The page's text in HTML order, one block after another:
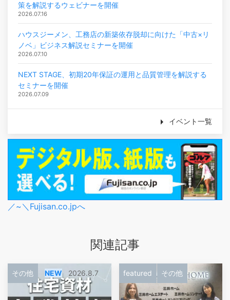
策を解説するウェビナーを開催
2026.07.16
ハウスジーメン、工務店の新築依存脱却に向けた「中古×リ
ノベ」ビジネス解説セミナーを開催
2026.07.10
NEXT STAGE、初期20年保証の運用と品質管理を解説する
セミナーを開催
2026.07.09
イベント一覧
／~＼Fujisan.co.jpへ
関連記事
その他 NEW 2026.8.7 featured その他